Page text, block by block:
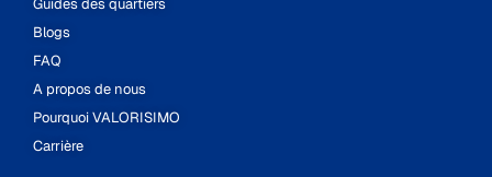
Blogs
FAQ
A propos de nous
Pourquoi VALORISIMO
Carrière